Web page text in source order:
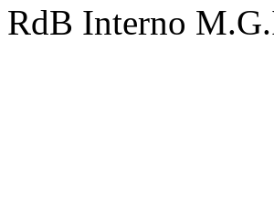
RdB Interno